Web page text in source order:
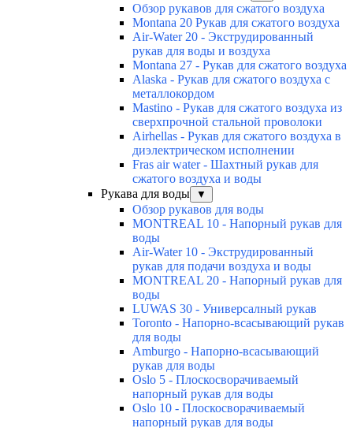
Обзор рукавов для сжатого воздуха
Montana 20 Рукав для сжатого воздуха
Air-Water 20 - Экструдированный
рукав для воды и воздуха
Montana 27 - Рукав для сжатого воздуха
Alaska - Рукав для сжатого воздуха с
металлокордом
Mastino - Рукав для сжатого воздуха из
сверхпрочной стальной проволоки
Airhellas - Рукав для сжатого воздуха в
диэлектрическом исполнении
Fras air water - Шахтный рукав для
сжатого воздуха и воды
Рукава для воды
▼
Обзор рукавов для воды
MONTREAL 10 - Напорный рукав для
воды
Air-Water 10 - Экструдированный
рукав для подачи воздуха и воды
MONTREAL 20 - Напорный рукав для
воды
LUWAS 30 - Универсалный рукав
Toronto - Напорно-всасывающий рукав
для воды
Amburgo - Напорно-всасывающий
рукав для воды
Oslo 5 - Плоскосворачиваемый
напорный рукав для воды
Oslo 10 - Плоскосворачиваемый
напорный рукав для воды